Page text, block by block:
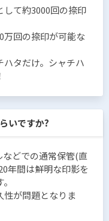
て約3000回の捺印
万回の捺印が可能な
ハタだけ。シャチハ
いですか?
どでの通常保管(直
年間は鮮明な印影を
性が問題となりま